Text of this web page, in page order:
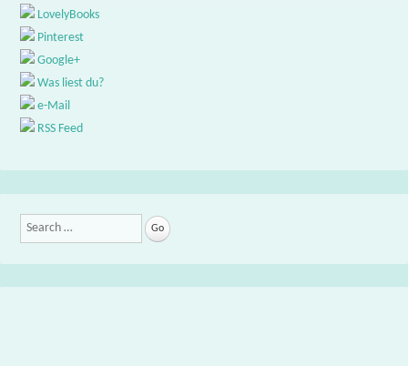
LovelyBooks
Pinterest
Google+
Was liest du?
e-Mail
RSS Feed
Search